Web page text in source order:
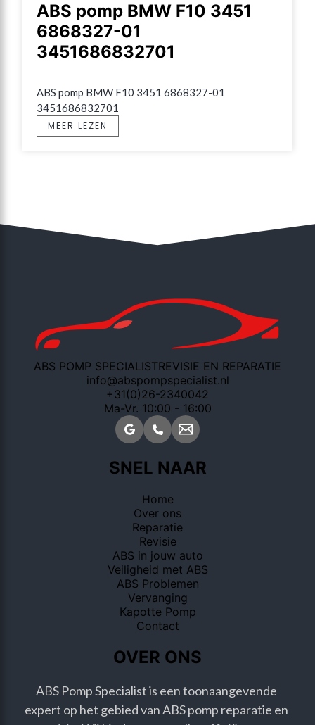
ABS pomp BMW F10 3451
6868327-01
3451686832701
ABS pomp BMW F10 3451 6868327-01
3451686832701
MEER LEZEN
ABS POMP SPECIALISTREVISIE EN REPARATIE
info@abspompspecialist.nl
+31(0)26-2340042
Ma-Vr. 10:00 - 16:00
SNEL NAAR
Home
Over ons
Reparatie
Revisie
ABS in jouw auto
Veiligheid met ABS
ABS Problemen
Vervanging
Kapotte Pomp
Contact
OVER ONS
ABS Pomp Specialist is een toonaangevende
expert op het gebied van ABS pomp reparatie en